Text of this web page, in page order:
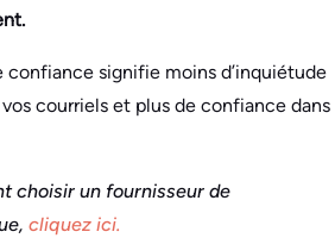
confiance signifie moins d’inquiétude
courriels et plus de confiance dans
choisir un fournisseur de
, cliquez ici.